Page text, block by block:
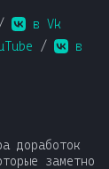
в Vk
/
в
доработок
заметно